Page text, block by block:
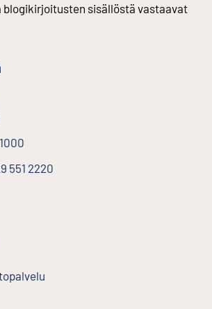
blogikirjoitusten sisällöstä vastaavat
551 2220